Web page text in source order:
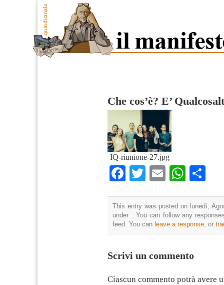
Che cos’è? E’
IQ-riunione-27.jpg
Facebook
TwitterEmail
This entry was posted on lunedì,
under . You can follow any
feed. You can leave a response, or
Scrivi un commento
Ciascun commento potrà avere